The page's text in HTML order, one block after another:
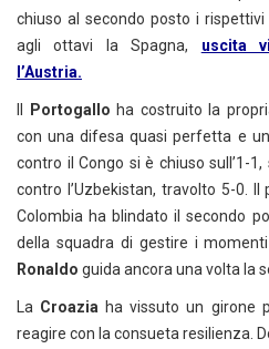
chiuso al secondo posto i
agli ottavi la Spagna, uscita
l’Austria.
Portogallo ha costruito la
con una difesa quasi perfetta e
contro il Congo si è chiuso sull’1-
contro l’Uzbekistan, travolto 5-0.
Colombia ha blindato il secondo
della squadra di gestire i
Ronaldo guida ancora una volta la
La Croazia ha vissuto un girone
reagire con la consueta resilienza.